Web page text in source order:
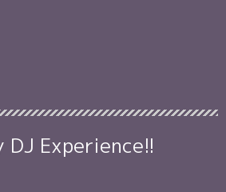
DJ Experience!!